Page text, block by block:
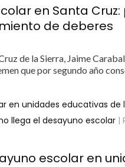
en Santa
de deberes
de la Sierra, Jaime
que por segundo año
en unidades educativas
llega el desayuno escolar |
escolar en